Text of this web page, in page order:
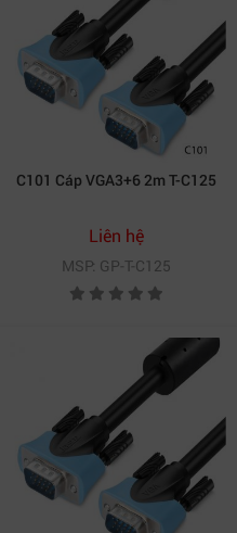
C101 Cáp VGA3+6 2m T-C125
Liên hệ
MSP: GP-T-C125